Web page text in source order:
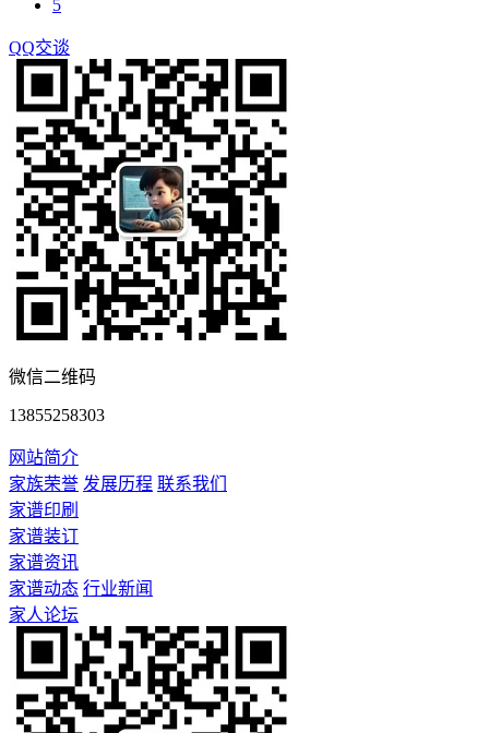
5
QQ交谈
微信二维码
13855258303
网站简介
家族荣誉 发展历程 联系我们
家谱印刷
家谱装订
家谱资讯
家谱动态 行业新闻
家人论坛